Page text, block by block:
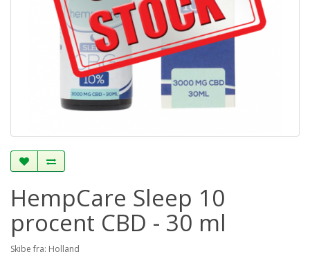
HempCare Sleep 10
procent CBD - 30 ml
Skibe fra: Holland